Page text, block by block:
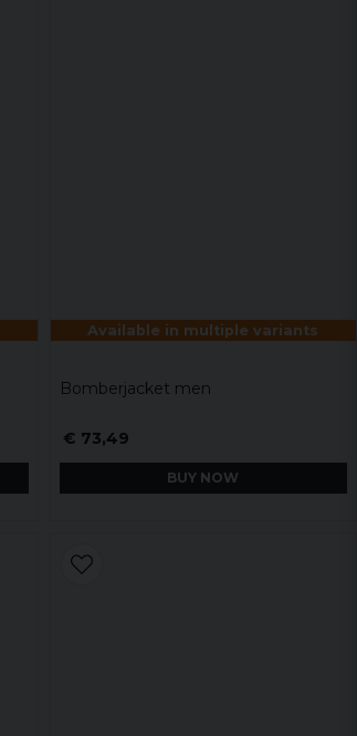
Available in multiple variants
Bomberjacket men
€ 73,49
BUY NOW